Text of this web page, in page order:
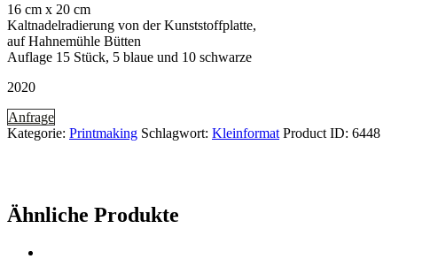
16 cm x 20 cm
Kaltnadelradierung von der Kunststoffplatte,
auf Hahnemühle Bütten
Auflage 15 Stück, 5 blaue und 10 schwarze
2020
Anfrage
Kategorie: Printmaking Schlagwort: Kleinformat Product ID: 6448
Ähnliche Produkte